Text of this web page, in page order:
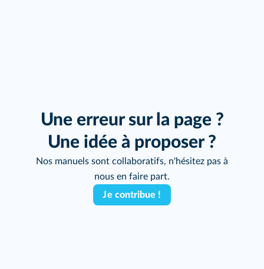
Une erreur sur la page ?
Une idée à proposer ?
Nos manuels sont collaboratifs, n'hésitez pas à
nous en faire part.
Je contribue !